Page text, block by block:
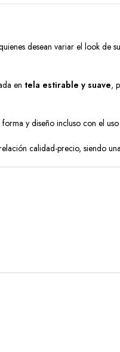
desean variar el look de
en tela estirable y suave,
forma y diseño incluso con el
calidad-precio, siendo